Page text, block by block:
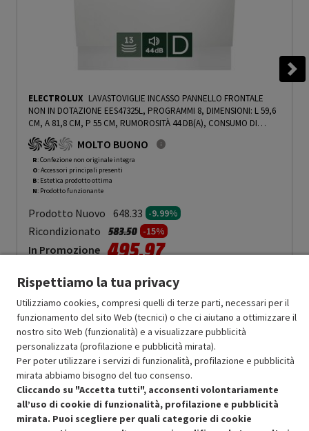
ELECTROLUX LAVASTOVIGLIE INCASSO PANNELLO FRONTALE
NON IN DOTAZIONE EES47325L, PROGRAMMI 8, DIMENSIONI: L 59,6
CM, A 81,8 CM, P 55 CM, RUMOROSITÀ 44 DB(A), CONSUMO DI
ACQUA 9,9 L, CLASSE D - PRMG GRADING ROBN - 9.99%
GRADING ROBN - 9.99%
MOLTO BUONO
R: Confezione non originale integra
O: Accessori principali presenti
B: Estetica prodotto ottima
N: Prodotto funzionante
Prodotto Nuovo 648.33 -9.99%
Ricondizionato Prezzo ridotto da
583.50a-15%
In Promozione 495.97
Aggiungi al carrello
SCONTO RICONDIZIONATI
Approfitta dello sconto del 15% sul prodotto ricondizionato.
Rispettiamo la tua privacy
Utilizziamo cookies, compresi quelli di terze parti, necessari per il
funzionamento del sito Web (tecnici) o che ci aiutano a ottimizzare il
nostro sito Web (funzionalità) e a visualizzare pubblicità
personalizzata (profilazione e pubblicità mirata).
Per poter utilizzare i servizi di funzionalità, profilazione e pubblicità
mirata abbiamo bisogno del tuo consenso.
Cliccando su "Accetta tutti", acconsenti volontariamente
all’uso di cookie di funzionalità, profilazione e pubblicità
mirata. Puoi scegliere per quali categorie di cookie